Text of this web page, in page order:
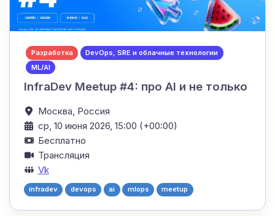
Разработка
DevOps, SRE и облачные технологии
ML/AI
InfraDev Meetup #4: про AI и не только
Москва, Россия
ср, 10 июня 2026, 15:00 (+00:00)
Бесплатно
Трансляция
Vk
infradev devops ai mlops meetup